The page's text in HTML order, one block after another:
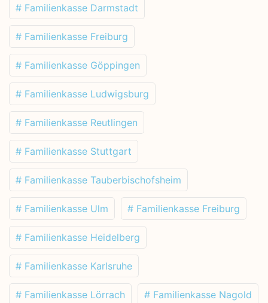
# Familienkasse Darmstadt
# Familienkasse Freiburg
# Familienkasse Göppingen
# Familienkasse Ludwigsburg
# Familienkasse Reutlingen
# Familienkasse Stuttgart
# Familienkasse Tauberbischofsheim
# Familienkasse Ulm # Familienkasse Freiburg
# Familienkasse Heidelberg
# Familienkasse Karlsruhe
# Familienkasse Lörrach # Familienkasse Nagold